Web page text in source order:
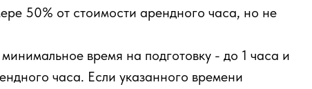
50% от стоимости арендного часа, но не
время на подготовку - до 1 часа и
часа. Если указанного времени